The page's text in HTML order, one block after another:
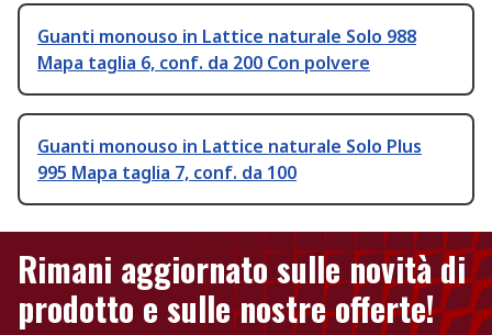
Guanti monouso in Lattice naturale Solo 988
Mapa taglia 6, conf. da 200 Con polvere
Guanti monouso in Lattice naturale Solo Plus
995 Mapa taglia 7, conf. da 100
Rimani aggiornato sulle novità di
prodotto e sulle nostre offerte!